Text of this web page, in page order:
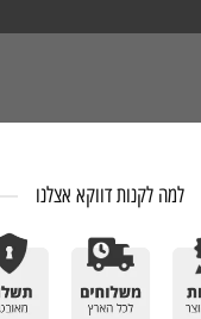
למה לקנות דווקא אצלנו